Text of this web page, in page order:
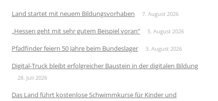
Land startet mit neuem Bildungsvorhaben 7. August 2026
„Hessen geht mit sehr gutem Beispiel voran“ 5. August 2026
Pfadfinder feiern 50 Jahre beim Bundeslager 3. August 2026
Digital-Truck bleibt erfolgreicher Baustein in der digitalen Bildung
28. Juli 2026
Das Land führt kostenlose Schwimmkurse für Kinder und